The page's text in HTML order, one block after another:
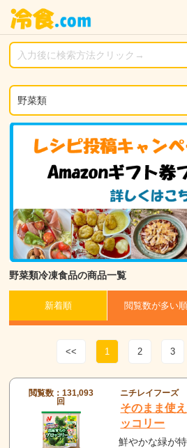
野菜類冷凍食品の商品一覧
新着順 閲覧数が多い順
<< 1 2 3
閲覧数：131,093
回
ニチレイフーズ
そのまま使
ッコリー
鮮やかな緑が